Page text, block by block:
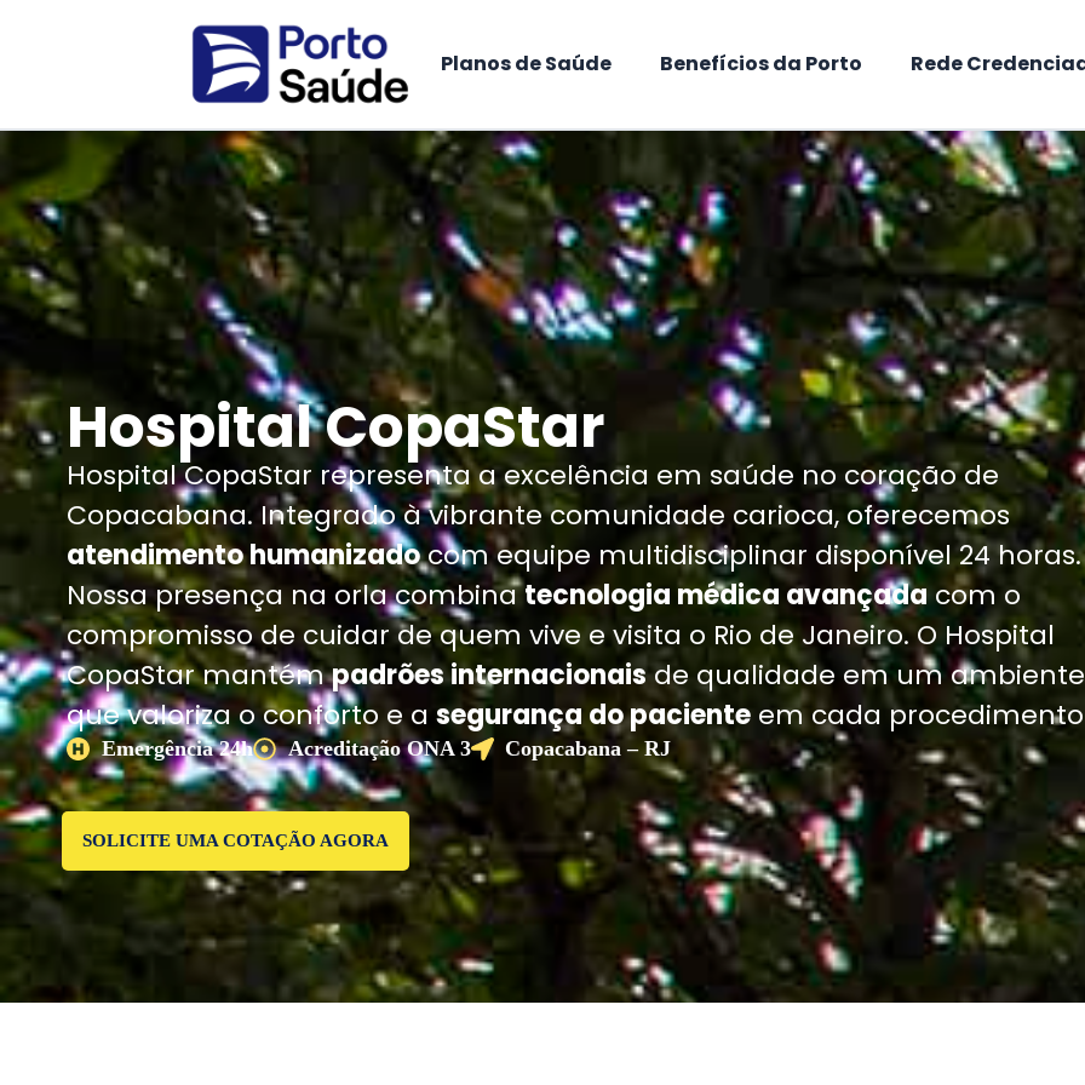
Planos de Saúde Benefícios da Porto Rede
Hospital CopaStar
Hospital CopaStar representa a excelência em saúde no coração de
Copacabana. Integrado à vibrante comunidade carioca, oferecemos
atendimento humanizadocom equipe multidisciplinar disponível 24 horas.
Nossa presença na orla combinatecnologia médica avançadacom o
compromisso de cuidar de quem vive e visita o Rio de Janeiro. O Hospital
CopaStar mantémpadrões internacionaisde qualidade em um ambiente
que valoriza o conforto e a segurança do paciente em cada
Emergência 24h Acreditação ONA 3 Copacabana – RJ
SOLICITE UMA COTAÇÃO AGORA